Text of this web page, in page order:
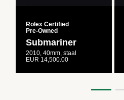
Rolex Certified
Pre‑Owned
Submariner
2010, 40mm, staal
EUR 14,500.00